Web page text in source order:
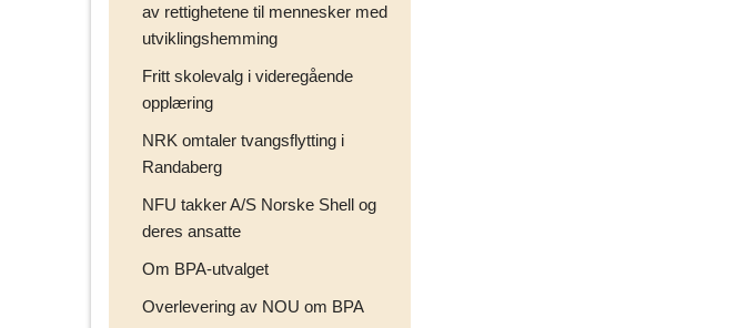
av rettighetene til mennesker med
utviklingshemming
Fritt skolevalg i videregående
opplæring
NRK omtaler tvangsflytting i
Randaberg
NFU takker A/S Norske Shell og
deres ansatte
Om BPA-utvalget
Overlevering av NOU om BPA